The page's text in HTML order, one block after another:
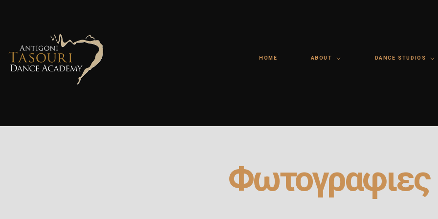
HOME ABOUT DANCE STUDIOS
Φωτογραφιες